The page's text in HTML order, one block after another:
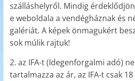
szálláshelyről. Mindig
e weboldala a vendégháznak és
galériát. A képek önmagukért
sok múlik rajtuk!
2. az IFA-t (Idegenforgalmi adó)
tartalmazza az ár, az IFA-t csak